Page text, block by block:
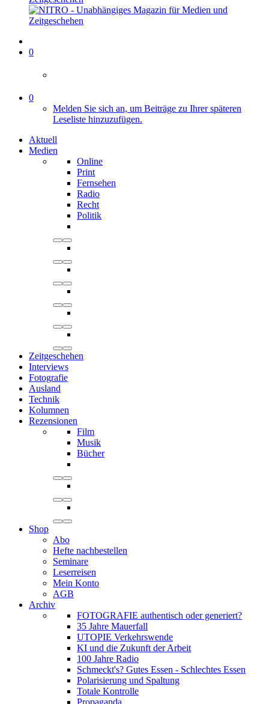
0
0
Melden Sie sich an, um Beiträge zu Ihrer späteren
Leseliste hinzuzufügen.
Aktuell
Medien
Online
Print
Fernsehen
Radio
Recht
Politik
Zeitgeschehen
Interviews
Fotografie
Ausland
Technik
Kolumnen
Rezensionen
Film
Musik
Bücher
Shop
Abo
Hefte nachbestellen
Seminare
Leserreisen
Mein Konto
AGB
Archiv
FOTOGRAFIE authentisch oder generiert?
35 Jahre Mauerfall
UTOPIE Verkehrswende
KI und die Zukunft der Arbeit
100 Jahre Radio
Schmeckt's? Gutes Essen - Schlechtes Essen
Polarisierung und Spaltung
Totale Kontrolle
Propaganda